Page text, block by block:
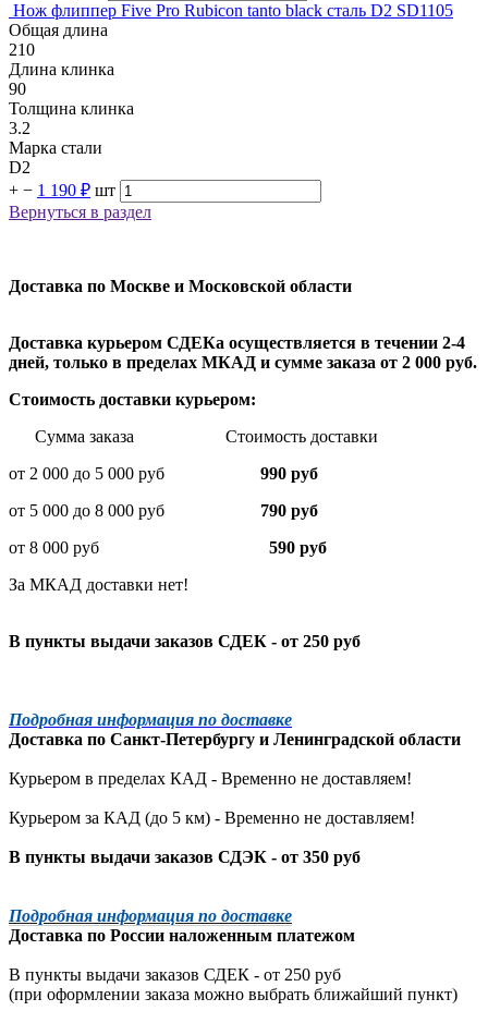
Нож флиппер Five Pro Rubicon tanto black сталь D2 SD1105
Общая длина
210
Длина клинка
90
Толщина клинка
3.2
Марка стали
D2
+ − 1 190 ₽ шт
Вернуться в раздел
Доставка по Москве и Московской области
Доставка курьером СДЕКа осуществляется в течении 2-4
дней, только в пределах МКАД и сумме заказа от 2 000 руб.
Стоимость доставки курьером:
Сумма заказа Стоимость доставки
от 2 000 до 5 000 руб
990 руб
от 5 000 до 8 000 руб 790 руб
от 8 000 руб 590 руб
За МКАД доставки нет!
В пункты выдачи заказов СДЕК - от 250 руб
Подробная информация по доставке
Доставка по Санкт-Петербургу и Ленинградской области
Курьером в пределах КАД - Временно не доставляем!
Курьером за КАД (до 5 км) - Временно не доставляем!
В пункты выдачи заказов СДЭК - от 350 руб
Подробная информация по доставке
Доставка по России наложенным платежом
В пункты выдачи заказов СДЕК - от 250 руб
(при оформлении заказа можно выбрать ближайший пункт)